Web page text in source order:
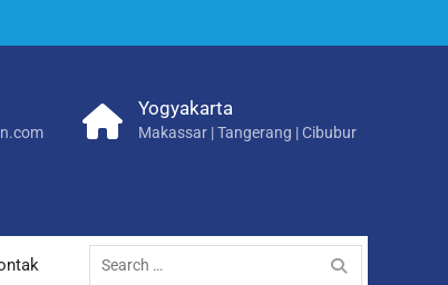
Yogyakarta
Makassar | Tangerang | Cibubur
Search
for: